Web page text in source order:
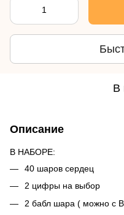
В
Описание
В НАБОРЕ:
40 шаров сердец
2 цифры на выбор
2 бабл шара ( можно с